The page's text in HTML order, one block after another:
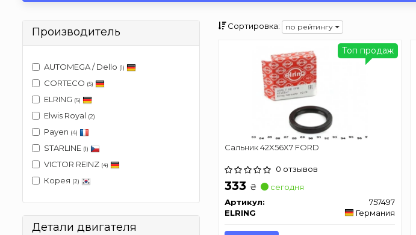
Производитель
AUTOMEGA / Dello (1)
CORTECO (5)
ELRING (5)
Elwis Royal (2)
Payen (4)
STARLINE (1)
VICTOR REINZ (4)
Корея (2)
Детали двигателя
Сортировка: по рейтингу
Сальник 42X56X7 FORD
0 отзывов
333 ₴
сегодня
Артикул:
757497
ELRING
Германия
Топ продаж